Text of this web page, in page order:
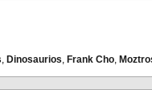
, Dinosaurios, Frank Cho,